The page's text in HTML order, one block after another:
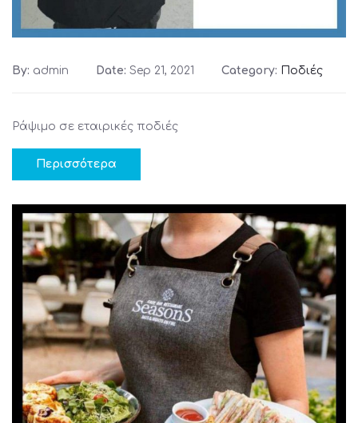
By: admin Date: Sep 21, 2021 Category: Ποδιές
Ράψιμο σε εταιρικές ποδιές
Περισσότερα